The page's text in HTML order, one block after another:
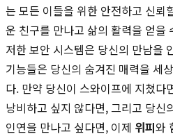
는 모든 이들을 위한 안전하고 신뢰
운 친구를 만나고 삶의 활력을 얻을
저한 보안 시스템은 당신의 만남을
기능들은 당신의 숨겨진 매력을 세
다. 만약 당신이 스와이프에 지쳤다
낭비하고 싶지 않다면, 그리고 당신
인연을 만나고 싶다면, 이제 위피와